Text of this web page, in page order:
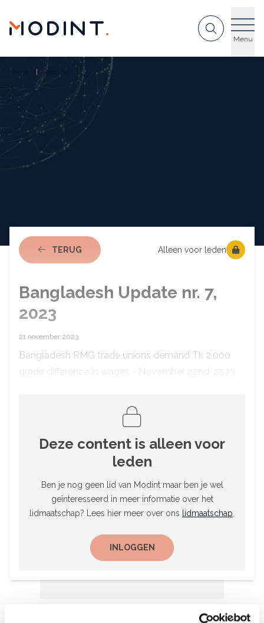
Menu
Actueel
TERUGNAAR ACTUEEL Alleen voor leden
Bangladesh Update nr. 7,
2023
21 november 2023
Bangladesh RMG trade unions demand Tk 2,000
grade difference in wages - November 22nd, 2023
Deze content is alleen voor
leden
Ben je nog geen lid van Modint maar ben je wel
geïnteresseerd in meer informatie over het
lidmaatschap? Lees hier meer over ons lidmaatschap
INLOGGEN